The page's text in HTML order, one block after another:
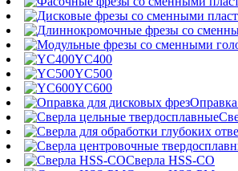
YC400
YC500
YC600
Сверла HSS-CO